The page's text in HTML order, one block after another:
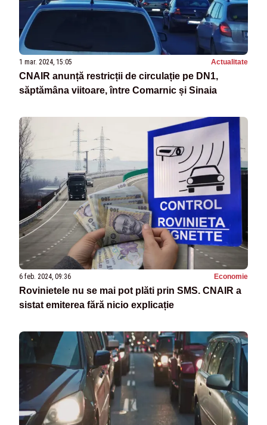
1 mar. 2024, 15:05 Actualitate
CNAIR anunță restricții de circulație pe DN1,
săptămâna viitoare, între Comarnic și Sinaia
6 feb. 2024, 09:36 Economie
Rovinietele nu se mai pot plăti prin SMS. CNAIR a
sistat emiterea fără nicio explicație